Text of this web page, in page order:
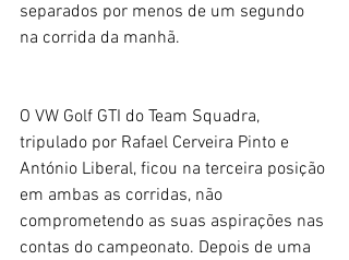
separados por menos de um segundo
na corrida da manhã.
O VW Golf GTI do Team Squadra,
tripulado por Rafael Cerveira Pinto e
António Liberal, ficou na terceira posição
em ambas as corridas, não
comprometendo as suas aspirações nas
contas do campeonato. Depois de uma